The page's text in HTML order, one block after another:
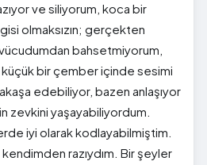
ve siliyorum, koca bir
olmaksızın; gerçekten
bahsetmiyorum,
bir çember içinde sesimi
edebiliyor, bazen anlaşıyor
zevkini yaşayabiliyordum.
iyi olarak kodlayabilmiştim.
razıydım. Bir şeyler